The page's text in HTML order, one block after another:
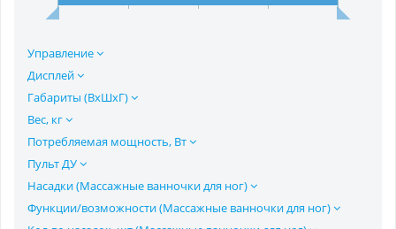
Управление
Дисплей
Габариты (ВхШхГ)
Вес, кг
Потребляемая мощность, Вт
Пульт ДУ
Насадки (Массажные ванночки для ног)
Функции/возможности (Массажные ванночки для ног)